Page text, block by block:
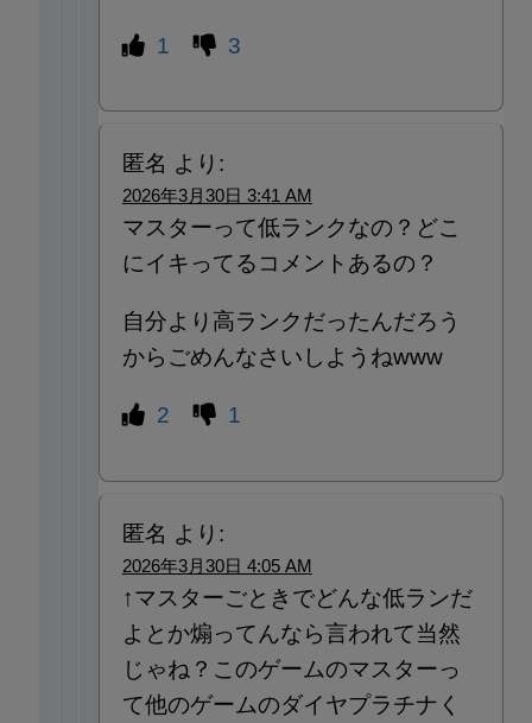
1 3
匿名 より:
2026年3月30日 3:41 AM
マスターって低ランクなの？どこ
にイキってるコメントあるの？
自分より高ランクだったんだろう
からごめんなさいしようねwww
2 1
匿名 より:
2026年3月30日 4:05 AM
↑マスターごときでどんな低ランだ
よとか煽ってんなら言われて当然
じゃね？このゲームのマスターっ
て他のゲームのダイヤプラチナく